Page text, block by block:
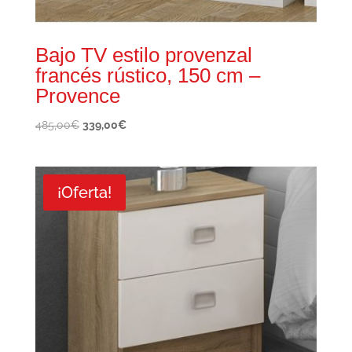
Bajo TV estilo provenzal
francés rústico, 150 cm –
Provence
485,00€ El
era:
485,00€.
339,00€El
es:
339,00€.
¡Oferta!